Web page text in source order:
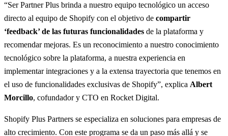
“Ser Partner Plus brinda a nuestro equipo tecnológico un acceso
directo al equipo de Shopify con el objetivo de compartir
‘feedback’ de las futuras funcionalidades de la plataforma y
recomendar mejoras. Es un reconocimiento a nuestro conocimiento
tecnológico sobre la plataforma, a nuestra experiencia en
implementar integraciones y a la extensa trayectoria que tenemos en
el uso de funcionalidades exclusivas de Shopify”, explica Albert
Morcillo, cofundador y CTO en Rocket Digital.
Shopify Plus Partners se especializa en soluciones para empresas de
alto crecimiento. Con este programa se da un paso más allá y se